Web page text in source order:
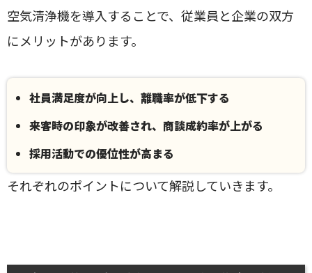
空気清浄機を導入することで、従業員と企業の双方
にメリットがあります。
社員満足度が向上し、離職率が低下する
来客時の印象が改善され、商談成約率が上がる
採用活動での優位性が高まる
それぞれのポイントについて解説していきます。